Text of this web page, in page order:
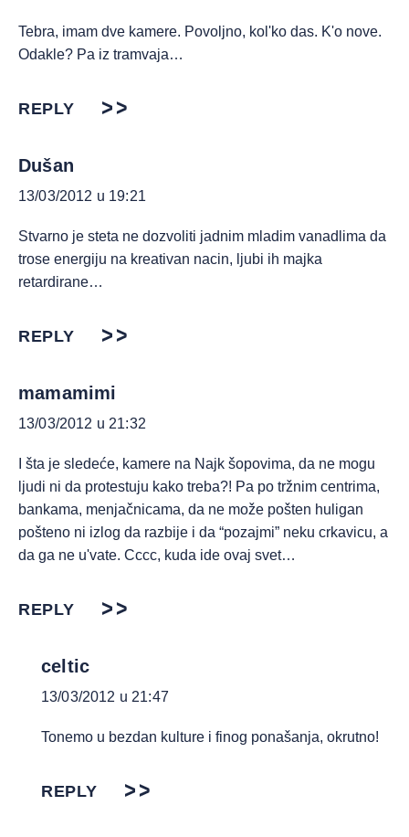
Tebra, imam dve kamere. Povoljno, kol'ko das. K'o nove.
Odakle? Pa iz tramvaja…
REPLY
Dušan
13/03/2012 u 19:21
Stvarno je steta ne dozvoliti jadnim mladim vanadlima da
trose energiju na kreativan nacin, ljubi ih majka
retardirane…
REPLY
mamamimi
13/03/2012 u 21:32
I šta je sledeće, kamere na Najk šopovima, da ne mogu
ljudi ni da protestuju kako treba?! Pa po tržnim centrima,
bankama, menjačnicama, da ne može pošten huligan
pošteno ni izlog da razbije i da “pozajmi” neku crkavicu, a
da ga ne u'vate. Cccc, kuda ide ovaj svet…
REPLY
celtic
13/03/2012 u 21:47
Tonemo u bezdan kulture i finog ponašanja, okrutno!
REPLY